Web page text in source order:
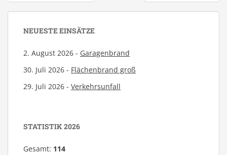
NEUESTE EINSÄTZE
2. August 2026 - Garagenbrand
30. Juli 2026 - Flächenbrand groß
29. Juli 2026 - Verkehrsunfall
STATISTIK 2026
Gesamt: 114